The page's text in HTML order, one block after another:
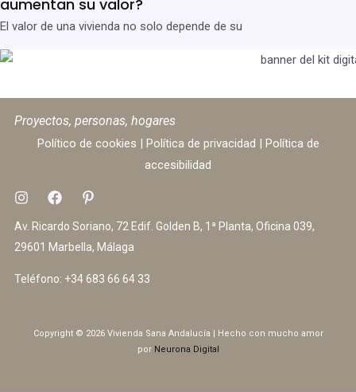
aumentan su valor?
El valor de una vivienda no solo depende de su
Proyectos, personas, hogares
Político de cookies | Política de privacidad | Política de
accesibilidad
Av. Ricardo Soriano, 72 Edif. Golden B, 1ª Planta, Oficina 039,
29601 Marbella, Málaga
Teléfono: +34 683 66 64 33
Copyright © 2026 Vivienda Sana Andalucía | Hecho con mucho amor
por Neurona Digital